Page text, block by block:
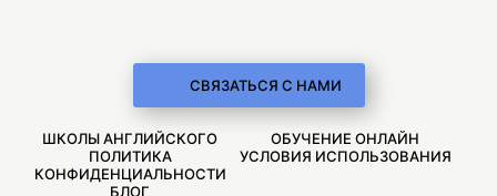
СВЯЗАТЬСЯ С НАМИ
ШКОЛЫ АНГЛИЙСКОГО
ОБУЧЕНИЕ ОНЛАЙН
ПОЛИТИКА
КОНФИДЕНЦИАЛЬНОСТИ
УСЛОВИЯ ИСПОЛЬЗОВАНИЯ
БЛОГ